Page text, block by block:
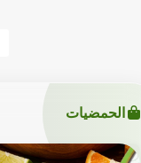
الحمضيات